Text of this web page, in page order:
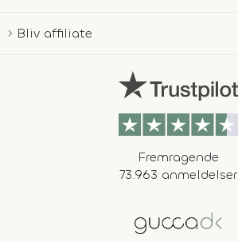
Bliv affiliate
Fremragende
73.963 anmeldelser